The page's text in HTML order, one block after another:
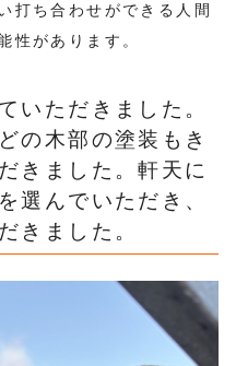
打ち合わせができる人間
性があります。
いただきました。
の木部の塗装もき
きました。軒天に
選んでいただき、
きました。